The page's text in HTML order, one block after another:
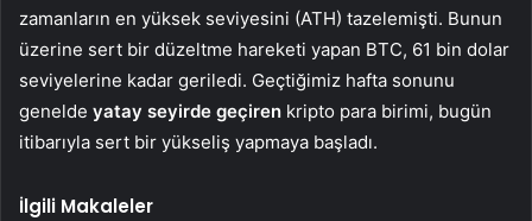
zamanların en yüksek seviyesini (ATH) tazelemişti. Bunun
üzerine sert bir düzeltme hareketi yapan BTC, 61 bin dolar
seviyelerine kadar geriledi. Geçtiğimiz hafta sonunu
genelde yatay seyirde geçiren kripto para birimi, bugün
itibarıyla sert bir yükseliş yapmaya başladı.
İlgili Makaleler